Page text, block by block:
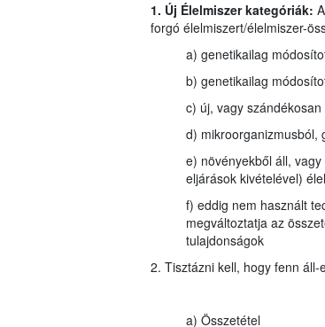
1. Új Élelmiszer kategóriák:
forgó élelmiszert/élelmiszer-
a) genetikailag
b) genetikailag
c) új, vagy
d) mikroorganizmusból,
e) növényekből áll,
eljárások kivételével)
f) eddig nem használt
megváltoztatja az
tulajdonságok
2. Tisztázni kell, hogy fenn áll-
a) Összetétel